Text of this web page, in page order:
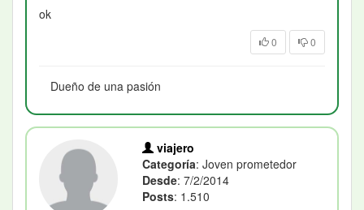
ok
0 0
Dueño de una pasión
viajero
Categoría: Joven prometedor
Desde: 7/2/2014
Posts: 1.510